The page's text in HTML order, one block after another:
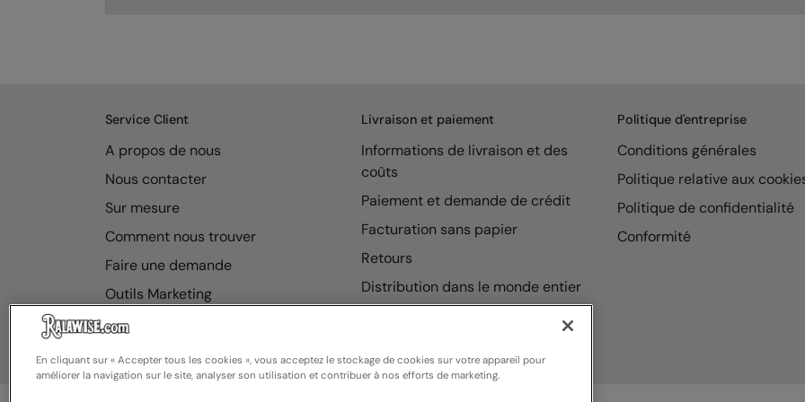
Service Client
A propos de nous
Nous contacter
Sur mesure
Comment nous trouver
Faire une demande
Outils Marketing
FAQ
Livraison et paiement
Informations de livraison et des
coûts
Paiement et demande de crédit
Facturation sans papier
Retours
Distribution dans le monde entier
Politique d'entreprise
Conditions générales
Politique relative aux
Politique de confidentialité
Conformité
En cliquant sur « Accepter tous les cookies », vous acceptez le stockage de cookies sur votre appareil pour
améliorer la navigation sur le site, analyser son utilisation et contribuer à nos efforts de marketing.